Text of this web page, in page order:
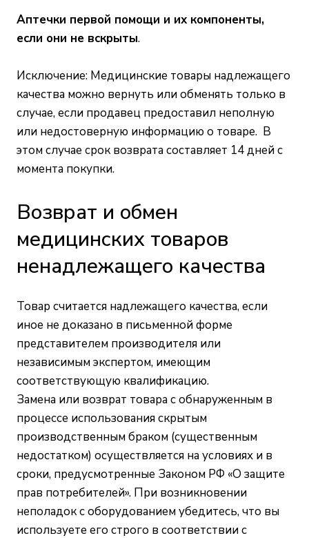
Аптечки первой помощи и их компоненты,
если они не вскрыты.
Исключение: Медицинские товары надлежащего
качества можно вернуть или обменять только в
случае, если продавец предоставил неполную
или недостоверную информацию о товаре. В
этом случае срок возврата составляет 14 дней с
момента покупки.
Возврат и обмен
медицинских товаров
ненадлежащего качества
Товар считается надлежащего качества, если
иное не доказано в письменной форме
представителем производителя или
независимым экспертом, имеющим
соответствующую квалификацию.
Замена или возврат товара с обнаруженным в
процессе использования скрытым
производственным браком (существенным
недостатком) осуществляется на условиях и в
сроки, предусмотренные Законом РФ «О защите
прав потребителей». При возникновении
неполадок с оборудованием убедитесь, что вы
используете его строго в соответствии с